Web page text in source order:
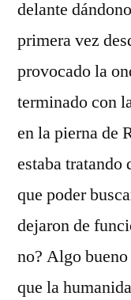
delante
primera vez
provocado la
terminado con
en la pierna de
estaba tratando
que poder
dejaron de
no? Algo
que la